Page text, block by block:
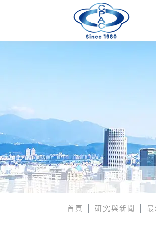
首頁 研究與新聞